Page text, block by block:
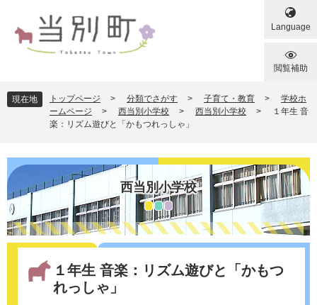
でば
文
Language
閲覧補助
現在地 トップページ > 分類でさがす > 子育て・教育 >
学校ホ
ームページ
> 西当別小学校 > 西当別小学校 >
１年生 音
楽：リズム遊びと「かもつれっしゃ」
西当別小学校
１年生 音楽：リズム遊びと「かもつ
れっしゃ」